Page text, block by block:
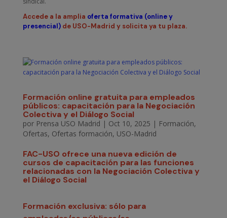
Accede a la amplia oferta formativa (online y
presencial)de USO-Madrid y solicita ya tu plaza.
Formación online gratuita para empleados
públicos: capacitación para la Negociación
Colectiva y el Diálogo Social
por Prensa USO Madrid | Oct 10, 2025 | Formación,
Ofertas, Ofertas formación, USO-Madrid
FAC-USO ofrece una nueva edición de
cursos de capacitación para las funciones
relacionadas con la Negociación Colectiva y
el Diálogo Social
Formación exclusiva: sólo para